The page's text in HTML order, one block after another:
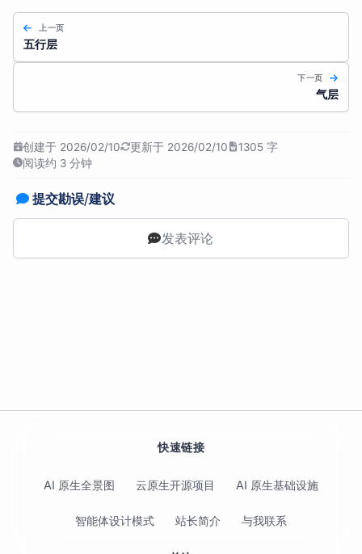
上一页
五行层
下一页
气层
创建于 2026/02/10 更新于 2026/02/10
1305 字
阅读约 3 分钟
提交勘误/建议
发表评论
快速链接
AI 原生全景图 云原生开源项目 AI 原生基础设施
智能体设计模式 站长简介 与我联系